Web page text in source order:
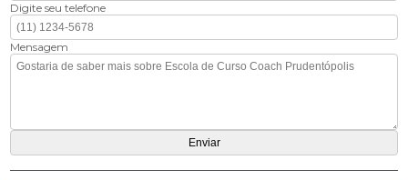
Digite seu telefone
Mensagem